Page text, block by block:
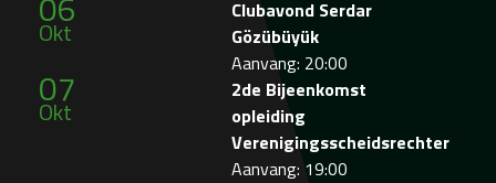
Okt
Clubavond Serdar
Gözübüyük
Aanvang: 20:00
07
Okt
2de Bijeenkomst
opleiding
Verenigingsscheidsrechter
Aanvang: 19:00